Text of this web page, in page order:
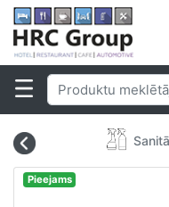
Pieejams